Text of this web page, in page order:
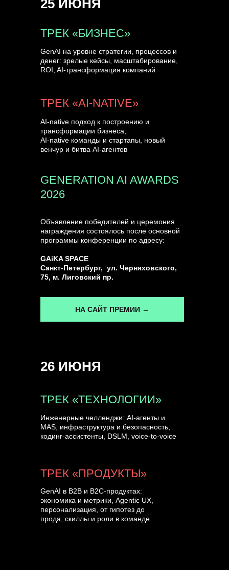
Объявление победителей и церемония
награждения состоялось после основной
программы конференции по адресу:
GAiKA SPACE
Санкт-Петербург, ул. Черняховского,
75, м. Лиговский пр.
ТРЕК «БИЗНЕС»
GENERATION AI AWARDS
2026
GenAI на уровне стратегии, процессов и
денег: зрелые кейсы, масштабирование,
ROI, AI-трансформация компаний
AI-native подход к построению и
трансформации бизнеса,
AI-native команды и стартапы, новый
венчур и битва AI-агентов
ТРЕК «AI-NATIVE»
25 ИЮНЯ
26 ИЮНЯ
ТРЕК «ПРОДУКТЫ»
GenAI в B2B и B2C-продуктах:
экономика и метрики, Agentic UX,
персонализация, от гипотез до
прода, скиллы и роли в команде
Инженерные челленджи: AI-агенты и
MAS, инфраструктура и безопасность,
кодинг-ассистенты, DSLM, voice-to-voice
ТРЕК «ТЕХНОЛОГИИ»
НА САЙТ ПРЕМИИ →
УЗНАТЬ БОЛЬШЕ
ГЕНЕРАЛЬНЫЙ ИНФОПАРТНЕР
CONVERSATIONS